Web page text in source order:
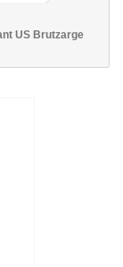
US Brutzarge